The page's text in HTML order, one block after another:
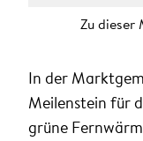
Zu dieser
In der
Meilenstein für
grüne